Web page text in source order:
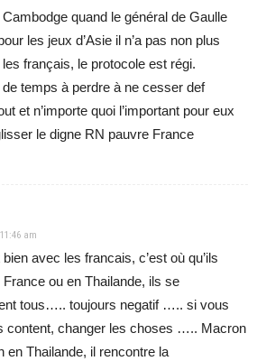
Cambodge quand le général de Gaulle
les jeux d’Asie il n’a pas non plus
français, le protocole est régi.
de temps à perdre à ne cesser def
et n’importe quoi l’important pour eux
le digne RN pauvre France
am
avec les francais, c’est où qu’ils
France ou en Thailande, ils se
tous….. toujours negatif ….. si vous
content, changer les choses ….. Macron
en Thailande, il rencontre la